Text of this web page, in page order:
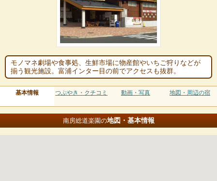
モノマネ劇場や食事処、生鮮市場に物産館やいちご狩りなどが
揃う観光施設。富浦インター目の前でアクセスも抜群。
基本情報 つぶやき・クチコミ 動画・写真 地図・周辺の宿
南房総道楽園の地図・基本情報